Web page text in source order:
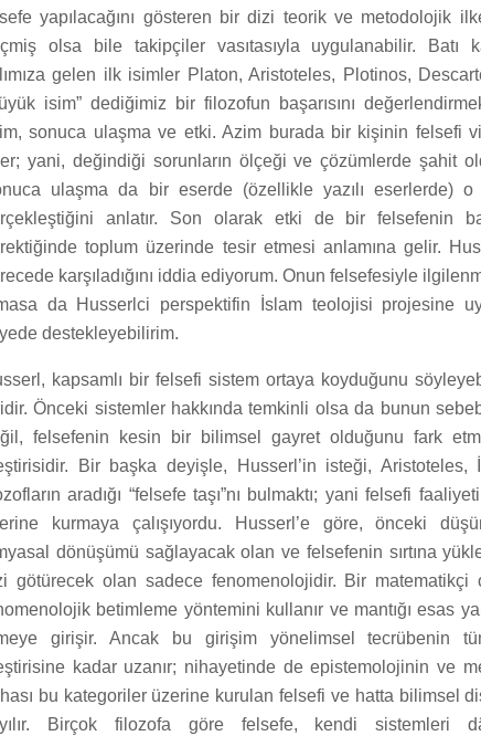
yapılacağını gösteren bir dizi teorik ve metodolojik
olsa bile takipçiler vasıtasıyla uygulanabilir. Batı
gelen ilk isimler Platon, Aristoteles, Plotinos,
isim” dediğimiz bir filozofun başarısını
sonuca ulaşma ve etki. Azim burada bir kişinin felsefi
yani, değindiği sorunların ölçeği ve çözümlerde şahit
ulaşma da bir eserde (özellikle yazılı eserlerde)
anlatır. Son olarak etki de bir felsefenin
toplum üzerinde tesir etmesi anlamına gelir.
karşıladığını iddia ediyorum. Onun felsefesiyle
da Husserlci perspektifin İslam teolojisi projesine
destekleyebilirim.
kapsamlı bir felsefi sistem ortaya koyduğunu
Önceki sistemler hakkında temkinli olsa da bunun
felsefenin kesin bir bilimsel gayret olduğunu fark
Bir başka deyişle, Husserl’in isteği,
aradığı “felsefe taşı”nı bulmaktı; yani felsefi
kurmaya çalışıyordu. Husserl’e göre, önceki
dönüşümü sağlayacak olan ve felsefenin sırtına
götürecek olan sadece fenomenolojidir. Bir
betimleme yöntemini kullanır ve mantığı esas
girişir. Ancak bu girişim yönelimsel tecrübenin
kadar uzanır; nihayetinde de epistemolojinin ve
bu kategoriler üzerine kurulan felsefi ve hatta bilimsel
Birçok filozofa göre felsefe, kendi sistemleri